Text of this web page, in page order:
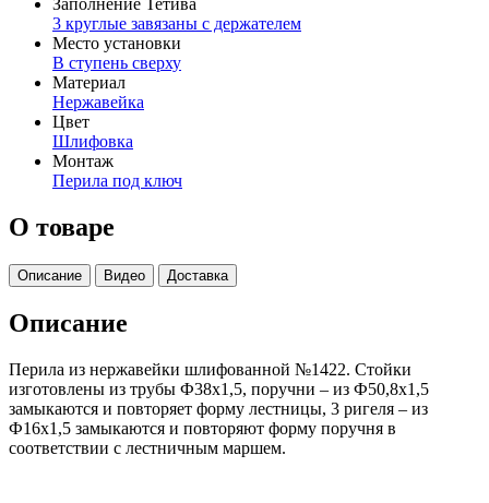
Заполнение Тетива
3 круглые завязаны с держателем
Место установки
В ступень сверху
Материал
Нержавейка
Цвет
Шлифовка
Монтаж
Перила под ключ
О товаре
Описание Видео Доставка
Описание
Перила из нержавейки шлифованной №1422. Стойки
изготовлены из трубы Ф38х1,5, поручни – из Ф50,8х1,5
замыкаются и повторяет форму лестницы, 3 ригеля – из
Ф16х1,5 замыкаются и повторяют форму поручня в
соответствии с лестничным маршем.